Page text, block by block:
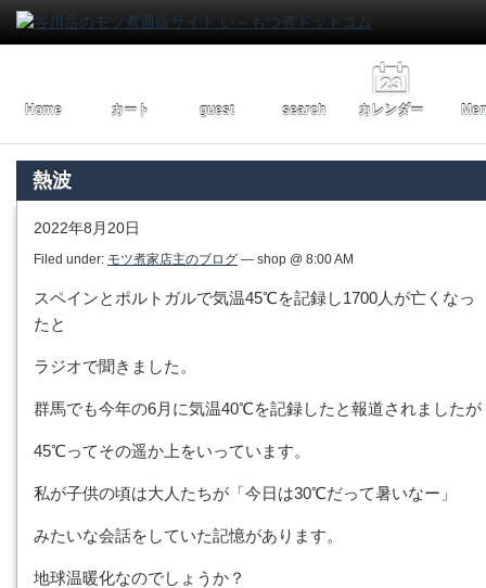
Home カート guest search カレンダー
熱波
2022年8月20日
Filed under: モツ煮家店主のブログ — shop @ 8:00 AM
スペインとポルトガルで気温45℃を記録し1700人が亡くなっ
たと
ラジオで聞きました。
群馬でも今年の6月に気温40℃を記録したと報道されましたが
45℃ってその遥か上をいっています。
私が子供の頃は大人たちが「今日は30℃だって暑いなー」
みたいな会話をしていた記憶があります。
地球温暖化なのでしょうか？